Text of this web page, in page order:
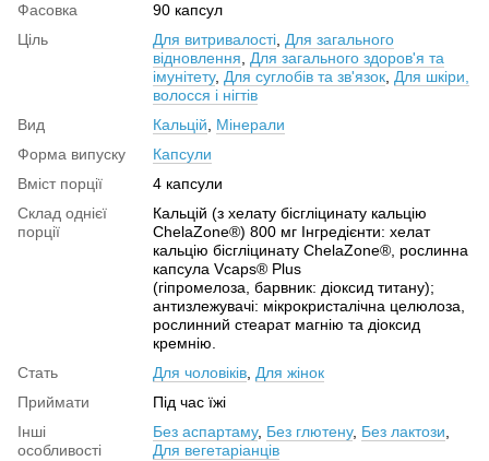
Фасовка
90 капсул
Ціль
Для витривалості Для загального
відновлення
Для загального здоров'я та
імунітету, Для суглобів та зв'язок Для шкіри,
волосся і нігтів
Вид
Кальцій
Мінерали
Форма випуску
Капсули
Вміст порції
4 капсули
Склад однієї
порції
Кальцій (з хелату бісгліцинату кальцію
ChelaZone®) 800 мг Інгредієнти: хелат
кальцію бісгліцинату ChelaZone®, рослинна
капсула Vcaps® Plus
(гіпромелоза, барвник: діоксид титану);
антизлежувачі: мікрокристалічна целюлоза,
рослинний стеарат магнію та діоксид
кремнію.
Стать
Для чоловіків Для жінок
Приймати
Під час їжі
Інші
особливості
Без аспартаму, Без глютену, Без лактози
Для вегетаріанців